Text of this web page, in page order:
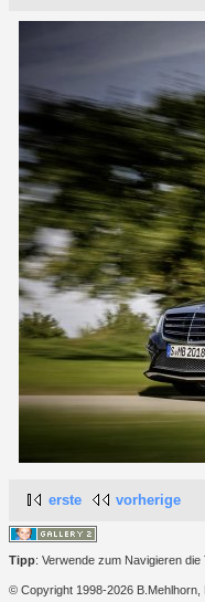
erste vorherige
Tipp: Verwende zum Navigieren die
© Copyright 1998-2026 B.Mehlhorn,